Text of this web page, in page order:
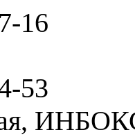
16
53